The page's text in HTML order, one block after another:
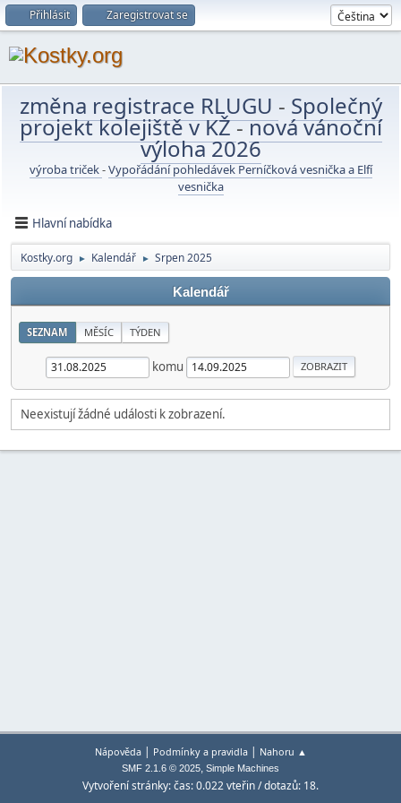
Přihlásit Zaregistrovat se
změna registrace RLUGU - Společný
projekt kolejiště v KŽ-nová vánoční
výloha 2026
výroba triček-Vypořádání pohledávek Perníčková vesnička a Elfí
vesnička
Hlavní nabídka
Kostky.org ► Kalendář ► Srpen 2025
Kalendář
SEZNAM MĚSÍC TÝDEN
komu
Neexistují žádné události k zobrazení.
Nápověda| Podmínky a pravidla| Nahoru ▲
SMF 2.1.6 © 2025, Simple Machines
Vytvoření stránky: čas: 0.022 vteřin / dotazů: 18.